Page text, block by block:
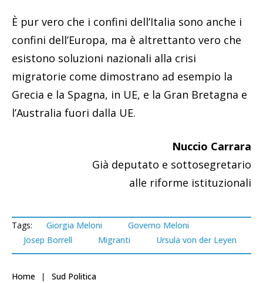
È pur vero che i confini dell’Italia sono anche i
confini dell’Europa, ma è altrettanto vero che
esistono soluzioni nazionali alla crisi
migratorie come dimostrano ad esempio la
Grecia e la Spagna, in UE, e la Gran Bretagna e
l’Australia fuori dalla UE.
Nuccio Carrara
Già deputato e sottosegretario
alle riforme istituzionali
Tags: Giorgia Meloni
Governo Meloni
Josep Borrell
Migranti Ursula von der Leyen
Home Sud Politica